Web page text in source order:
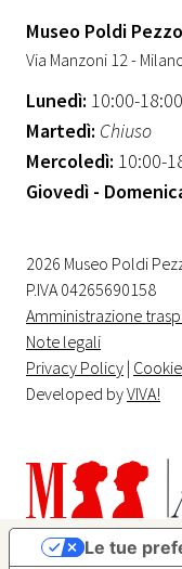
Museo Poldi
Via Manzoni 12 -
Lunedì: 10:00-18:00
Martedì: Chiuso
Mercoledì: 10:00-
Giovedì -
2026 Museo Poldi
P.IVA 04265690158
Amministrazione
Note legali
Privacy Policy |
Developed byVIVA!
Le tue